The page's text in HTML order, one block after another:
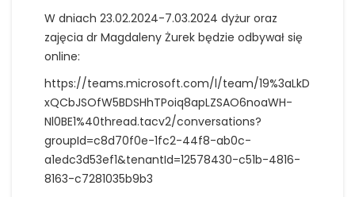
W dniach 23.02.2024-7.03.2024 dyżur oraz
zajęcia dr Magdaleny Żurek będzie odbywał się
online:
https://teams.microsoft.com/l/team/19%3aLkD
xQCbJSOfW5BDSHhTPoiq8apLZSAO6noaWH-
Nl0BE1%40thread.tacv2/conversations?
groupId=c8d70f0e-1fc2-44f8-ab0c-
a1edc3d53ef1&tenantId=12578430-c51b-4816-
8163-c7281035b9b3